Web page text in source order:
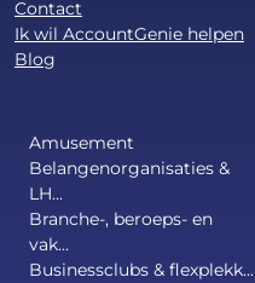
Contact
Ik wil AccountGenie helpen
Blog
Amusement
Belangenorganisaties &
LH...
Branche-, beroeps- en
vak...
Businessclubs & flexplekk...